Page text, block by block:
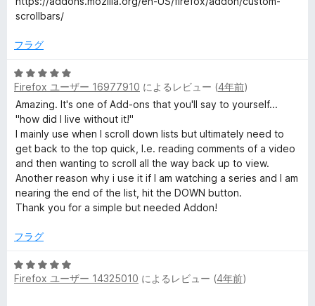
価
5
評
scrollbars/
フラグ
5
段
階
中
5
の
評
価
Firefox ユーザー 16977910 によるレビュー (4年前)
Amazing. It's one of Add-ons that you'll say to yourself...
"how did I live without it!"
I mainly use when I scroll down lists but ultimately need to
get back to the top quick, I.e. reading comments of a video
and then wanting to scroll all the way back up to view.
Another reason why i use it if I am watching a series and I am
nearing the end of the list, hit the DOWN button.
Thank you for a simple but needed Addon!
フラグ
5
段
Firefox ユーザー 14325010 によるレビュー (4年前)